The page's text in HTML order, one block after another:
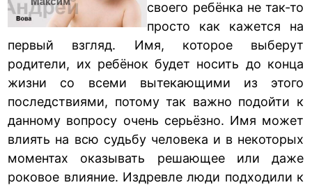
своего ребёнка не так-то
просто как кажется на
первый взгляд. Имя, которое выберут
родители, их ребёнок будет носить до конца
жизни со всеми вытекающими из этого
последствиями, потому так важно подойти к
данному вопросу очень серьёзно. Имя может
влиять на всю судьбу человека и в некоторых
моментах оказывать решающее или даже
роковое влияние. Издревле люди подходили к